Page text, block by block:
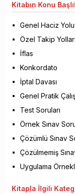
Kitabın Konu
Genel Haciz
Özel Takip
İflas
Konkordato
İptal Davası
Genel Pratik
Test Soruları
Örnek Sınav
Çözümlü Sınav
Çözülmemiş
Uygulama
Kitapla İlgili